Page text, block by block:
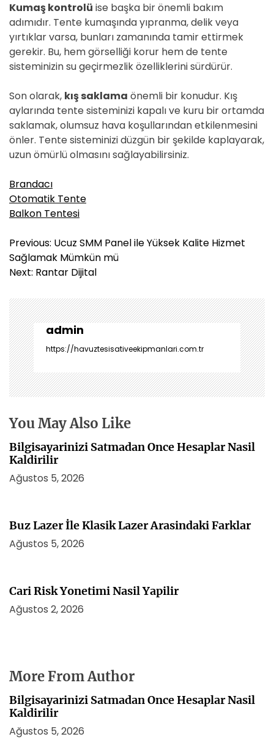
Kumaş kontrolü ise başka bir önemli bakım
adımıdır. Tente kumaşında yıpranma, delik veya
yırtıklar varsa, bunları zamanında tamir ettirmek
gerekir. Bu, hem görselliği korur hem de tente
sisteminizin su geçirmezlik özelliklerini sürdürür.
Son olarak, kış saklama önemli bir konudur. Kış
aylarında tente sisteminizi kapalı ve kuru bir ortamda
saklamak, olumsuz hava koşullarından etkilenmesini
önler. Tente sisteminizi düzgün bir şekilde kaplayarak,
uzun ömürlü olmasını sağlayabilirsiniz.
Brandacı
Otomatik Tente
Balkon Tentesi
Y
a
z
g
e
z
i
n
m
e
i
Previous: Ucuz SMM Panel ile Yüksek Kalite Hizmet
Sağlamak Mümkün mü
Next: Rantar Dijital
admin
https://havuztesisativeekipmanlari.com.tr
You May Also Like
Bilgisayarinizi Satmadan Once Hesaplar Nasil
Kaldirilir
Ağustos 5, 2026
Buz Lazer İle Klasik Lazer Arasindaki Farklar
Ağustos 5, 2026
Cari Risk Yonetimi Nasil Yapilir
Ağustos 2, 2026
More From Author
Bilgisayarinizi Satmadan Once Hesaplar Nasil
Kaldirilir
Ağustos 5, 2026